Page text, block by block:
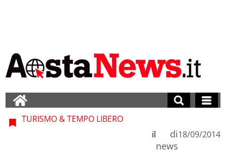
TURISMO & TEMPO LIBERO
di
news
il 18/09/2014